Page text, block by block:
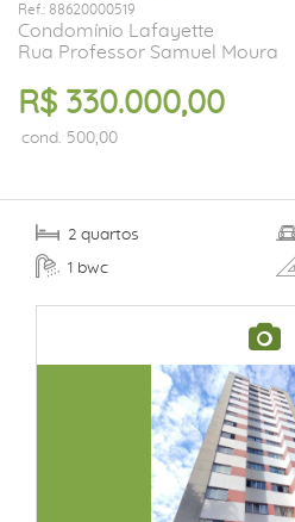
Ref.: 88620000519
Condomínio Lafayette
Rua Professor Samuel Moura
R$ 330.000,00
cond. 500,00
2 quartos
1 bwc